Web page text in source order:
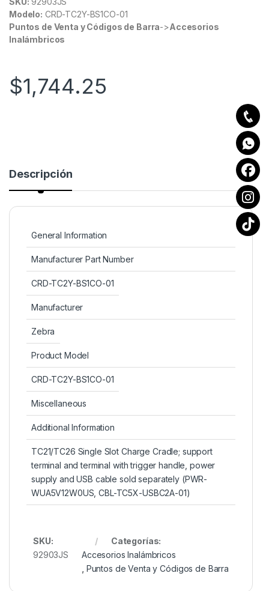
Modelo: CRD-TC2Y-BS1CO-01
Puntos de Venta y Códigos de Barra->Accesorios
Inalámbricos
$1,744.25
Descripción
General Information
Manufacturer Part Number
CRD-TC2Y-BS1CO-01
Manufacturer
Zebra
Product Model
CRD-TC2Y-BS1CO-01
Miscellaneous
Additional Information
TC21/TC26 Single Slot Charge Cradle; support
terminal and terminal with trigger handle, power
supply and USB cable sold separately (PWR-
WUA5V12W0US, CBL-TC5X-USBC2A-01)
SKU:
92903JS
Categorías:
Accesorios Inalámbricos
Puntos de Venta y Códigos de Barra